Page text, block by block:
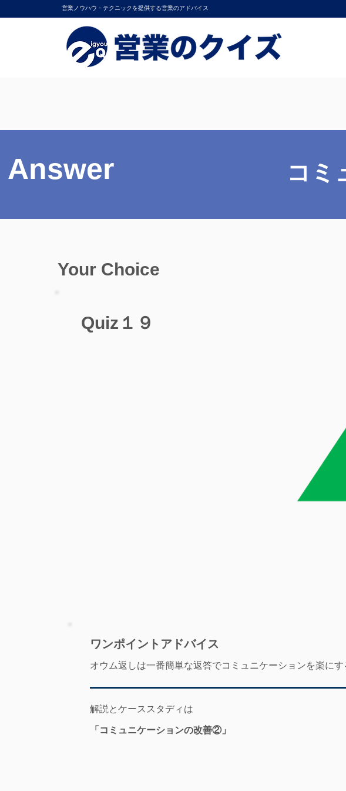
営業ノウハウ・テクニックを提供する営業のアドバイス
Answer
Answer コミ
Your Choice
Quiz１９
​ワンポイントアドバイス
オウム返しは一番簡単な返答でコミュニケーションを楽にす
解説とケーススタディは
「コミュニケーションの改善②」